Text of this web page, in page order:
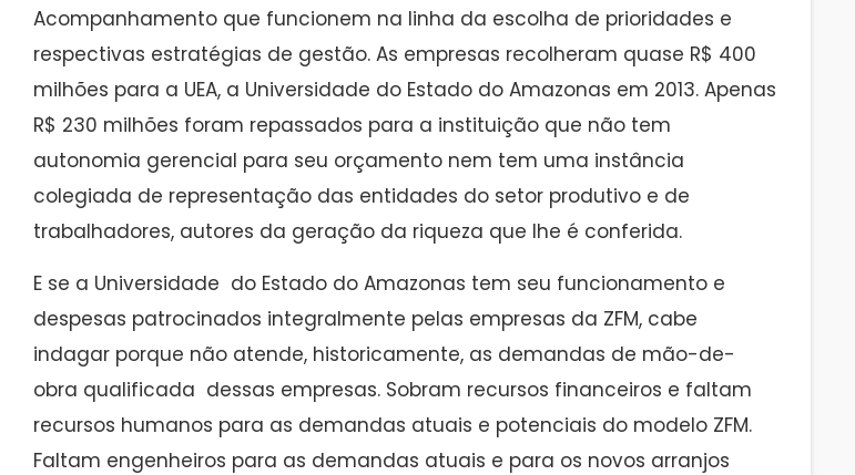
Acompanhamento que funcionem na linha da escolha de prioridades e
respectivas estratégias de gestão. As empresas recolheram quase R$ 400
milhões para a UEA, a Universidade do Estado do Amazonas em 2013. Apenas
R$ 230 milhões foram repassados para a instituição que não tem
autonomia gerencial para seu orçamento nem tem uma instância
colegiada de representação das entidades do setor produtivo e de
trabalhadores, autores da geração da riqueza que lhe é conferida.
E se a Universidade do Estado do Amazonas tem seu funcionamento e
despesas patrocinados integralmente pelas empresas da ZFM, cabe
indagar porque não atende, historicamente, as demandas de mão-de-
obra qualificada dessas empresas. Sobram recursos financeiros e faltam
recursos humanos para as demandas atuais e potenciais do modelo ZFM.
Faltam engenheiros para as demandas atuais e para os novos arranjos